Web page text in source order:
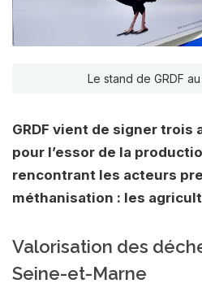
Le stand de GRDF
GRDF vient de signer
pour l’essor de la
rencontrant les acteurs
méthanisation : les
Valorisation des
Seine-et-Marne